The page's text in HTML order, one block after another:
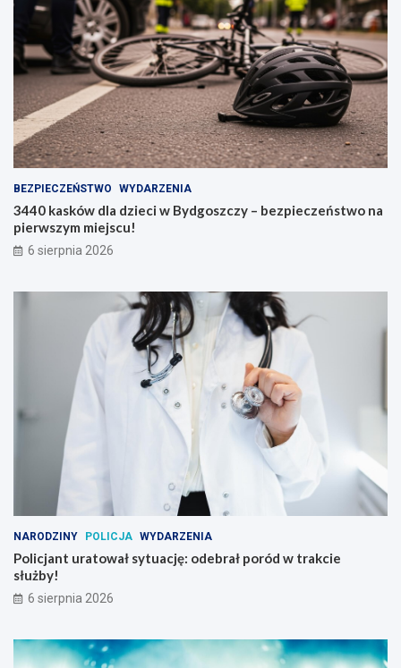
BEZPIECZEŃSTWO WYDARZENIA
3440 kasków dla dzieci w Bydgoszczy – bezpieczeństwo na
pierwszym miejscu!
6 sierpnia 2026
NARODZINY POLICJA WYDARZENIA
Policjant uratował sytuację: odebrał poród w trakcie
służby!
6 sierpnia 2026